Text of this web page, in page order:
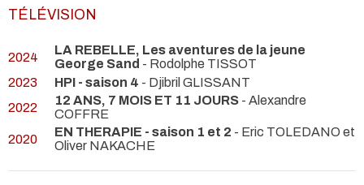
TÉLÉVISION
2024
LA REBELLE, Les aventures de la jeune
George Sand - Rodolphe TISSOT
2023
HPI - saison 4 - Djibril GLISSANT
2022
12 ANS, 7 MOIS ET 11 JOURS - Alexandre
COFFRE
2020
EN THERAPIE - saison 1 et 2 - Eric TOLEDANO et
Oliver NAKACHE